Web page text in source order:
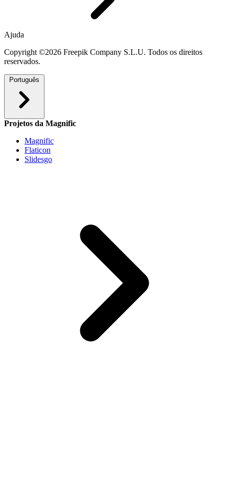
Ajuda
Copyright ©2026 Freepik Company S.L.U. Todos os direitos
reservados.
Português
Projetos da Magnific
Magnific
Flaticon
Slidesgo